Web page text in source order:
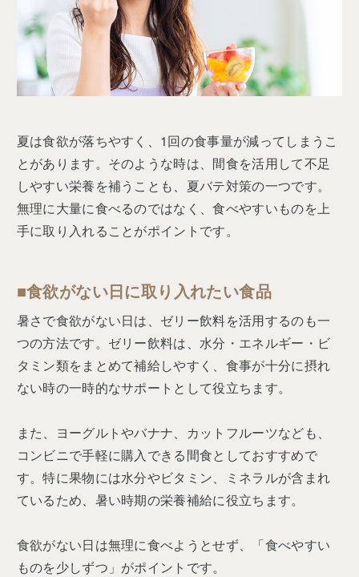
夏は食欲が落ちやすく、1回の食事量が減ってしまうこ
とがあります。そのような時は、間食を活用して不足
しやすい栄養を補うことも、夏バテ対策の一つです。
無理に大量に食べるのではなく、食べやすいものを上
手に取り入れることがポイントです。
■食欲がない日に取り入れたい食品
暑さで食欲がない日は、ゼリー飲料を活用するのも一
つの方法です。ゼリー飲料は、水分・エネルギー・ビ
タミン類をまとめて補給しやすく、食事が十分に摂れ
ない時の一時的なサポートとして役立ちます。
また、ヨーグルトやバナナ、カットフルーツなども、
コンビニで手軽に購入できる間食としておすすめで
す。特に果物には水分やビタミン、ミネラルが含まれ
ているため、暑い時期の栄養補給に役立ちます。
食欲がない日は無理に食べようとせず、「食べやすい
ものを少しずつ」がポイントです。